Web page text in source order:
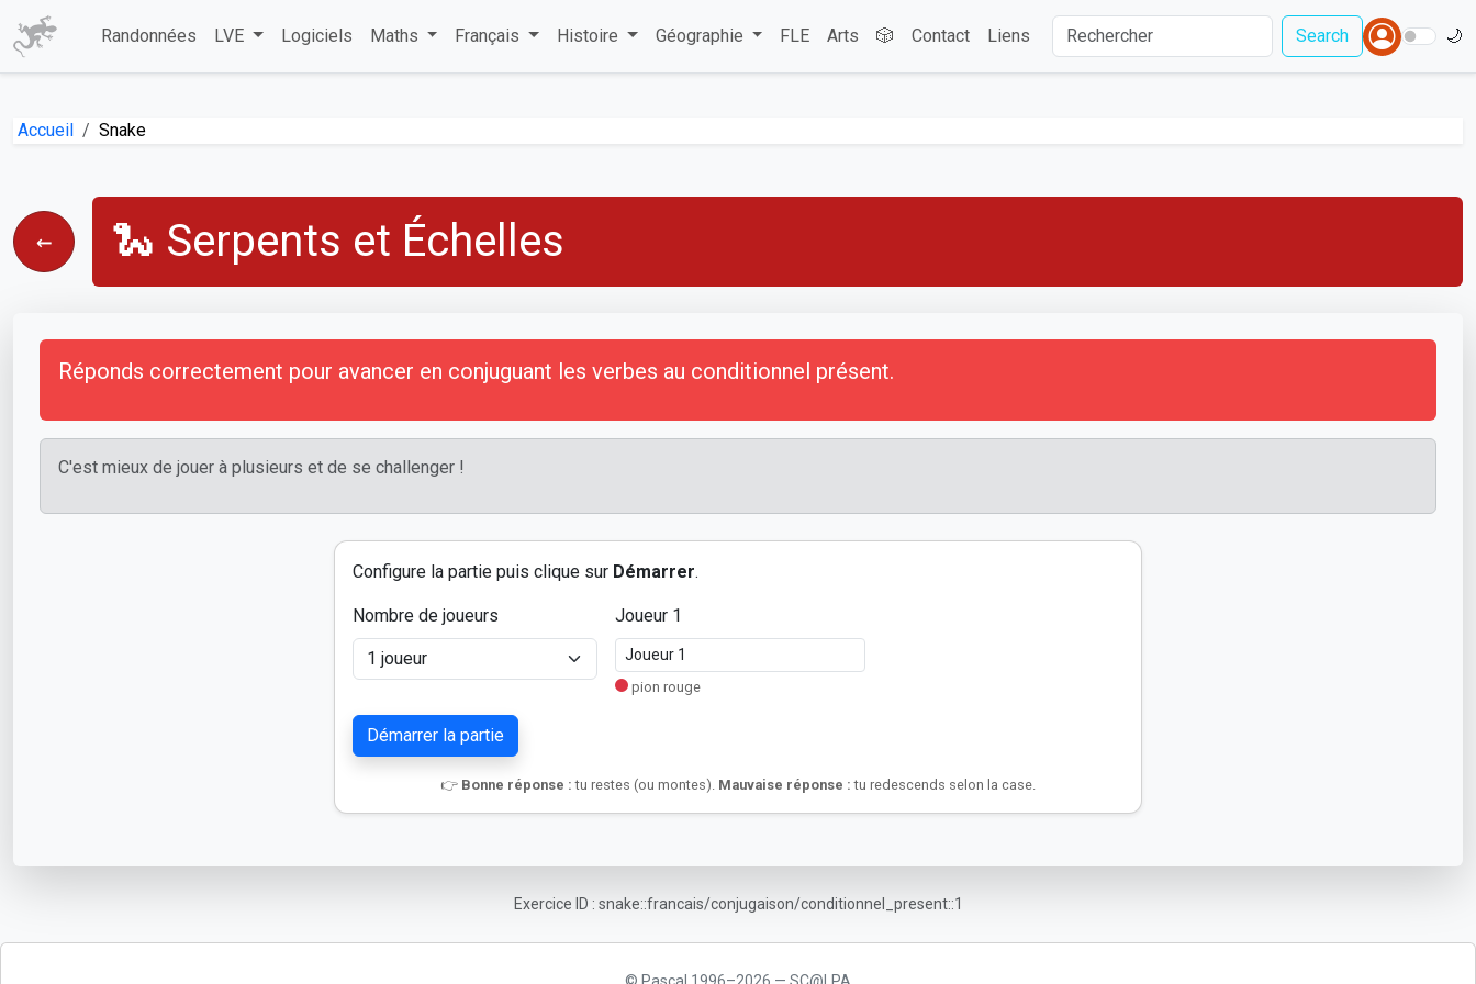
Randonnées LVE Logiciels Maths Français Histoire Géographie FLE Arts 🎲 Contact Liens Search 🌙
Accueil Snake
← 🐍 Serpents et Échelles
Réponds correctement pour avancer en conjuguant les verbes au conditionnel présent.
C'est mieux de jouer à plusieurs et de se challenger !
Configure la partie puis clique sur Démarrer.
Nombre de joueurs Joueur 1
pion rouge
Démarrer la partie
👉 Bonne réponse : tu restes (ou montes). Mauvaise réponse : tu redescends selon la case.
Exercice ID : snake::francais/conjugaison/conditionnel_present::1